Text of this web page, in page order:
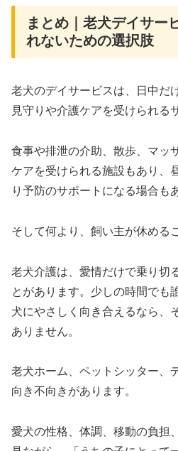
まとめ｜老犬デイサー
れないための選択肢
老犬のデイサービスは、日中だ
見守りや介護ケアを受けられる
食事や排泄の介助、散歩、マッ
ケアを受けられる施設もあり、
り予防のサポートになる場合も
そして何より、飼い主が休める
老犬介護は、愛情だけで乗り切
とがあります。少しの時間でも
犬にやさしく向き合えるなら、
ありません。
老犬ホーム、ペットシッター、
向き不向きがあります。
愛犬の性格、体調、移動の負担